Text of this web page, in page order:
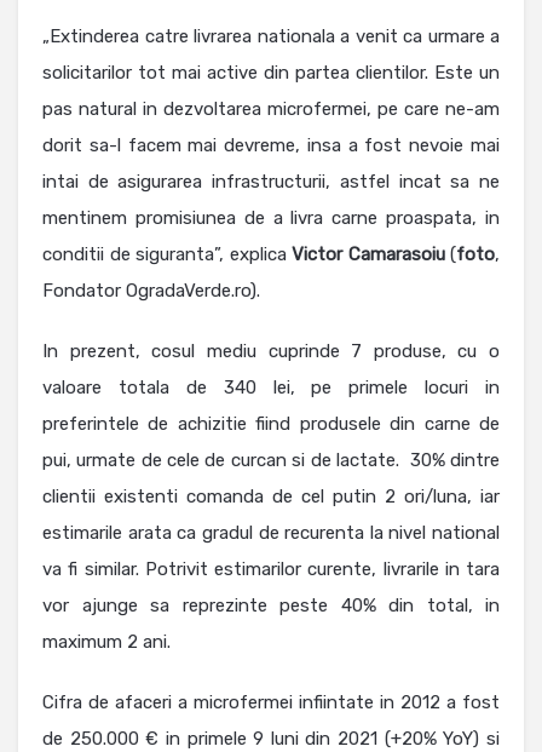
„Extinderea catre livrarea nationala a venit ca urmare a
solicitarilor tot mai active din partea clientilor. Este un
pas natural in dezvoltarea microfermei, pe care ne-am
dorit sa-l facem mai devreme, insa a fost nevoie mai
intai de asigurarea infrastructurii, astfel incat sa ne
mentinem promisiunea de a livra carne proaspata, in
conditii de siguranta”, explica Victor Camarasoiu(foto,
Fondator OgradaVerde.ro).
In prezent, cosul mediu cuprinde 7 produse, cu o
valoare totala de 340 lei, pe primele locuri in
preferintele de achizitie fiind produsele din carne de
pui, urmate de cele de curcan si de lactate. 30% dintre
clientii existenti comanda de cel putin 2 ori/luna, iar
estimarile arata ca gradul de recurenta la nivel national
va fi similar. Potrivit estimarilor curente, livrarile in tara
vor ajunge sa reprezinte peste 40% din total, in
maximum 2 ani.
Cifra de afaceri a microfermei infiintate in 2012 a fost
de 250.000 € in primele 9 luni din 2021 (+20% YoY) si